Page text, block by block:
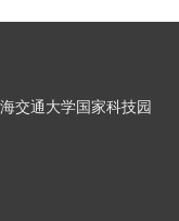
交通大学国家科技园